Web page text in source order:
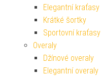
Elegantní kraťasy
Krátké šortky
Sportovní kraťasy
Overaly
Džínové overaly
Elegantní overaly